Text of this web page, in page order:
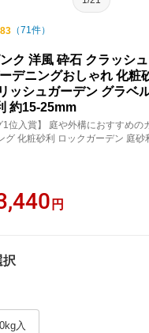
（71件）
ク 洋風 砕石 クラッシ
デニングおしゃれ 化粧
ッシュガーデン グラベ
約15-25mm
1位入賞】 庭や外構におすすめの
グ 化粧砂利 ロックガーデン 庭
円
択
入